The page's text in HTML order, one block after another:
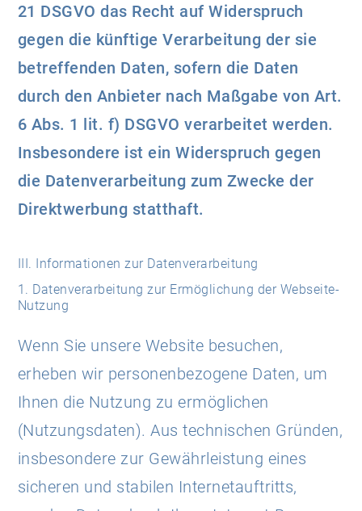
21 DSGVO das Recht auf Widerspruch
gegen die künftige Verarbeitung der sie
betreffenden Daten, sofern die Daten
durch den Anbieter nach Maßgabe von Art.
6 Abs. 1 lit. f) DSGVO verarbeitet werden.
Insbesondere ist ein Widerspruch gegen
die Datenverarbeitung zum Zwecke der
Direktwerbung statthaft.
III. Informationen zur Datenverarbeitung
1. Datenverarbeitung zur Ermöglichung der Webseite-
Nutzung
Wenn Sie unsere Website besuchen,
erheben wir personenbezogene Daten, um
Ihnen die Nutzung zu ermöglichen
(Nutzungsdaten). Aus technischen Gründen,
insbesondere zur Gewährleistung eines
sicheren und stabilen Internetauftritts,